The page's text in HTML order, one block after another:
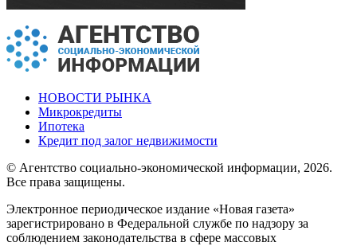
НОВОСТИ РЫНКА
Микрокредиты
Ипотека
Кредит под залог недвижимости
© Агентство социально-экономической информации, 2026.
Все права защищены.
Электронное периодическое издание «Новая газета»
зарегистрировано в Федеральной службе по надзору за
соблюдением законодательства в сфере массовых